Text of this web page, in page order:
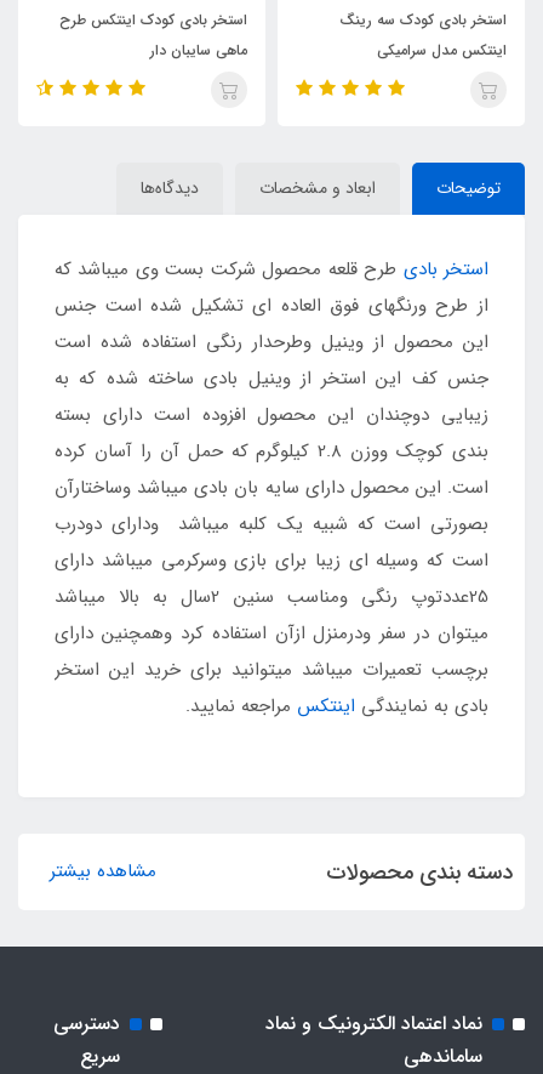
رینگ
استخر بادی کودک اینتکس طرح
ماهی سایبان دار
استخر بادی سه رینگ
اینتکس طرح جدید قطر 147
توضیحات ابعاد و مشخصات دیدگاه‌ها
استخر بادی طرح قلعه محصول شرکت بست وی میباشد که
از طرح ورنگهای فوق العاده ای تشکیل شده است جنس
این محصول از وینیل وطرحدار رنگی استفاده شده است
جنس کف این استخر از وینیل بادی ساخته شده که به
زیبایی دوچندان این محصول افزوده است دارای بسته
بندی کوچک ووزن 2.8 کیلوگرم که حمل آن را آسان کرده
است. این محصول دارای سایه بان بادی میباشد وساختارآن
بصورتی است که شبیه یک کلبه میباشد ودارای دودرب
است که وسیله ای زیبا برای بازی وسرکرمی میباشد دارای
25عددتوپ رنگی ومناسب سنین 2سال به بالا میباشد
میتوان در سفر ودرمنزل ازآن استفاده کرد وهمچنین دارای
برچسب تعمیرات میباشد میتوانید برای خرید این استخر
بادی به نمایندگی اینتکس مراجعه نمایید.
دسته بندی محصولات مشاهده بیشتر
نماد اعتماد الکترونیک و نماد
ساماندهی
دسترسی
سریع